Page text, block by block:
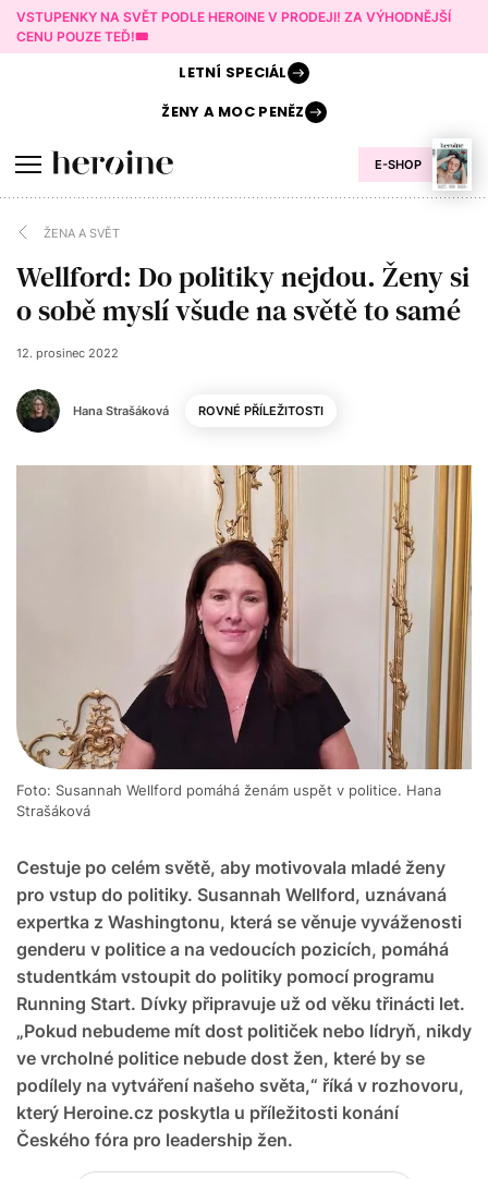
VSTUPENKY NA SVĚT PODLE HEROINE V PRODEJI! ZA VÝHODNĚJŠÍ
CENU POUZE TEĎ!🎟️
E-SHOP
LETNÍ SPECIÁL
ŽENY AMOC PENĚZ
ŽENA A SVĚT
Wellford: Do politiky nejdou. Ženy si
o sobě myslí všude na světě to samé
Hana Strašáková
12. prosinec 2022
ROVNÉ PŘÍLEŽITOSTI
Cestuje po celém světě, aby motivovala mladé ženy
pro vstup do politiky. Susannah Wellford, uznávaná
expertka z Washingtonu, která se věnuje vyváženosti
genderu v politice a na vedoucích pozicích, pomáhá
studentkám vstoupit do politiky pomocí programu
Running Start. Dívky připravuje už od věku třinácti let.
„Pokud nebudeme mít dost političek nebo lídryň, nikdy
ve vrcholné politice nebude dost žen, které by se
podílely na vytváření našeho světa,“ říká v rozhovoru,
který Heroine.cz poskytla u příležitosti konání
Českého fóra pro leadership žen.
Foto: Susannah Wellford pomáhá ženám uspět v politice. Hana
Strašáková